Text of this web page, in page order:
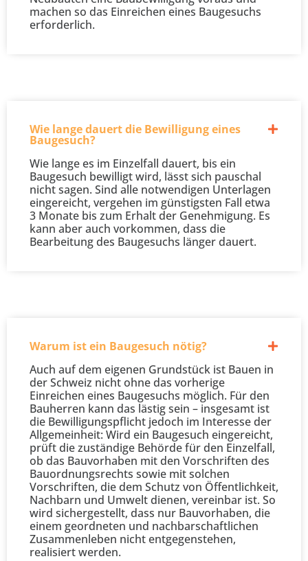
machen so das Einreichen eines Baugesuchs
erforderlich.
Wie lange dauert die Bewilligung eines
Baugesuch?
Wie lange es im Einzelfall dauert, bis ein
Baugesuch bewilligt wird, lässt sich pauschal
nicht sagen. Sind alle notwendigen Unterlagen
eingereicht, vergehen im günstigsten Fall etwa
3 Monate bis zum Erhalt der Genehmigung. Es
kann aber auch vorkommen, dass die
Bearbeitung des Baugesuchs länger dauert.
Warum ist ein Baugesuch nötig?
Auch auf dem eigenen Grundstück ist Bauen in
der Schweiz nicht ohne das vorherige
Einreichen eines Baugesuchs möglich. Für den
Bauherren kann das lästig sein – insgesamt ist
die Bewilligungspflicht jedoch im Interesse der
Allgemeinheit: Wird ein Baugesuch eingereicht,
prüft die zuständige Behörde für den Einzelfall,
ob das Bauvorhaben mit den Vorschriften des
Bauordnungsrechts sowie mit solchen
Vorschriften, die dem Schutz von Öffentlichkeit,
Nachbarn und Umwelt dienen, vereinbar ist. So
wird sichergestellt, dass nur Bauvorhaben, die
einem geordneten und nachbarschaftlichen
Zusammenleben nicht entgegenstehen,
realisiert werden.